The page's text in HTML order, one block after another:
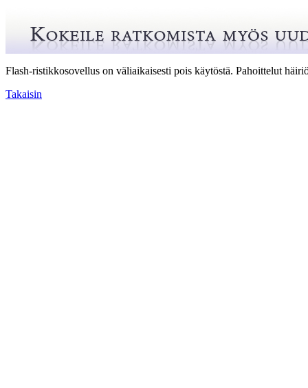
Flash-ristikkosovellus on väliaikaisesti pois käytöstä. Pahoittelut
Takaisin